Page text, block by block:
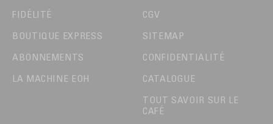
FIDÉLITÉ
BOUTIQUE EXPRESS
ABONNEMENTS
LA MACHINE EOH
CGV
SITEMAP
CONFIDENTIALITÉ
CATALOGUE
TOUT SAVOIR SUR LE
CAFÉ